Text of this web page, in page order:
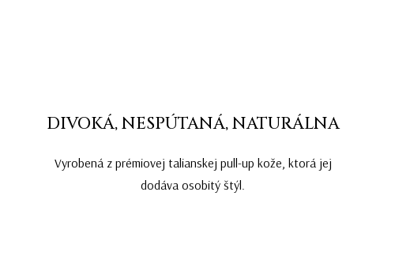
DIVOKÁ, NESPÚTANÁ, NATURÁLNA
Vyrobená z prémiovej talianskej pull-up kože, ktorá jej
dodáva osobitý štýl.